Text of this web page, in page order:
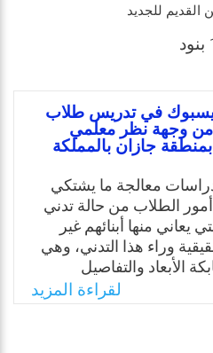
القديم للجديد
في تدريس طلاب
من وجهة نظر معلمي
جازان بالمملكة
معالجة ما يشتكي
أمور الطلاب من حالة تدني
يعاني منها أبنائهم غير
وراء هذا التدني، وهي
الأبعاد والتفاصيل
بالمملكة العربية
طلاب الصف الأول الثانوي
لقراءة المزيد